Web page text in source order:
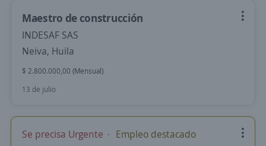
Maestro de construcción
INDESAF SAS
Neiva, Huila
$ 2.800.000,00 (Mensual)
13 de julio
Se precisa Urgente Empleo destacado